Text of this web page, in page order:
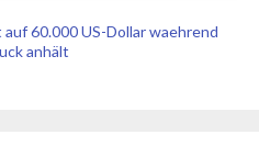
60.000 US-Dollar waehrend
anhält